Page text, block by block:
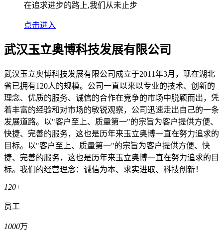
在追求进步的路上,我们从未止步
点击进入
武汉玉立奥博科技发展有限公司
武汉玉立奥博科技发展有限公司成立于2011年3月，现在湖北
省已拥有120人的规模。公司一直以来以专业的技术、创新的
理念、优质的服务、诚信的合作在竞争的市场中脱颖而出，凭
着丰富的经验和对市场的敏锐观察，公司迅速走出自己的一条
发展道路。以"客户至上、质量第一"的宗旨为客户提供方便、
快捷、完善的服务，这也是历年来玉立奥博一直在努力追求的
目标。以"客户至上、质量第一"的宗旨为客户提供方便、快
捷、完善的服务，这也是历年来玉立奥博一直在努力追求的目
标。我们的经营理念：诚信为本、求实进取、科技创新！
120+
员工
1000万